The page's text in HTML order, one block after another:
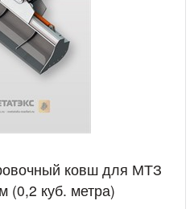
ковш для МТЗ
(0,2 куб. метра)